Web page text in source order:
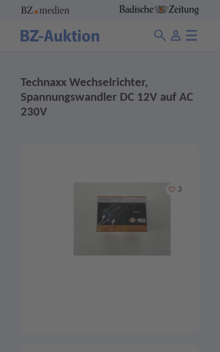
Technaxx Wechselrichter,
Spannungswandler DC 12V auf AC
230V
Merken
3